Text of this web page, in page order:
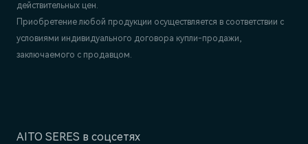
AITO SERES в соцсетях
действительных цен.
Приобретение любой продукции осуществляется в соответствии с
условиями индивидуального договора купли-продажи,
заключаемого с продавцом.